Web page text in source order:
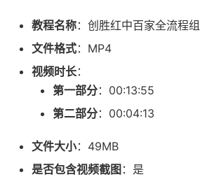
教程名称：创胜红中百家全流程
文件格式：MP4
视频时长：
第一部分：00:13:55
第二部分：00:04:13
文件大小：49MB
是否包含视频截图 ：是